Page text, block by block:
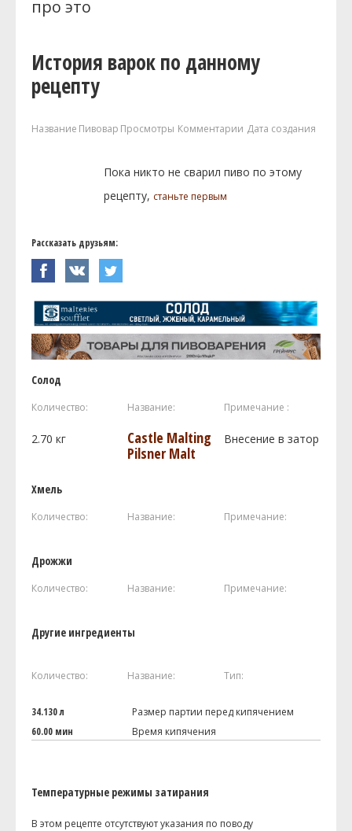
про это
История варок по данному
рецепту
Название Пивовар Просмотры Комментарии Дата создания
Пока никто не сварил пиво по этому
рецепту, станьте первым
Рассказать друзьям:
Солод
Количество: Название: Примечание :
2.70 кг
Castle Malting
Pilsner Malt
Внесение в затор
Хмель
Количество: Название: Примечание:
Дрожжи
Количество: Название: Примечание:
Другие ингредиенты
Количество: Название: Тип:
34.130 л
Размер партии перед кипячением
60.00 мин
Время кипячения
Температурные режимы затирания
В этом рецепте отсутствуют указания по поводу